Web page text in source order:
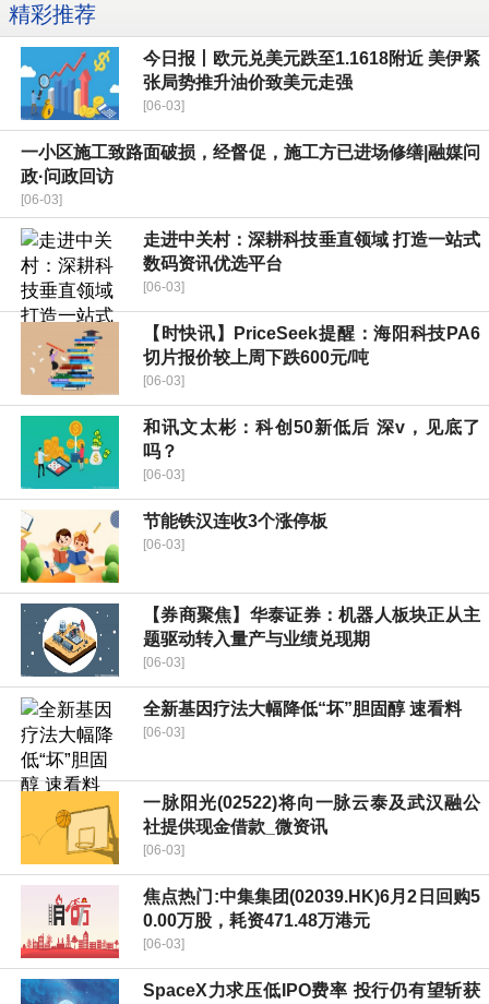
精彩推荐
今日报丨欧元兑美元跌至1.1618附近 美伊紧
张局势推升油价致美元走强
[06-03]
一小区施工致路面破损，经督促，施工方已进场修缮|融媒问
政·问政回访
[06-03]
走进中关村：深耕科技垂直领域 打造一站式
数码资讯优选平台
[06-03]
【时快讯】PriceSeek提醒：海阳科技PA6
切片报价较上周下跌600元/吨
[06-03]
和讯文太彬：科创50新低后 深v，见底了
吗？
[06-03]
节能铁汉连收3个涨停板
[06-03]
【券商聚焦】华泰证券：机器人板块正从主
题驱动转入量产与业绩兑现期
[06-03]
全新基因疗法大幅降低“坏”胆固醇 速看料
[06-03]
一脉阳光(02522)将向一脉云泰及武汉融公
社提供现金借款_微资讯
[06-03]
焦点热门:中集集团(02039.HK)6月2日回购5
0.00万股，耗资471.48万港元
[06-03]
SpaceX力求压低IPO费率 投行仍有望斩获